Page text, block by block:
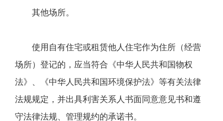
其他场所。
使用自有住宅或租赁他人住宅作为住所（经营
场所）登记的，应当符合《中华人民共和国物权
法》、《中华人民共和国环境保护法》等有关法律
法规规定，并出具利害关系人书面同意意见书和遵
守法律法规、管理规约的承诺书。